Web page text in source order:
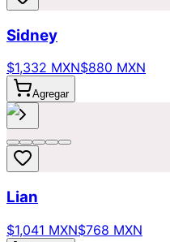
Sidney
$1,332 MXN$880 MXN
Agregar
Lian
$1,041 MXN$768 MXN